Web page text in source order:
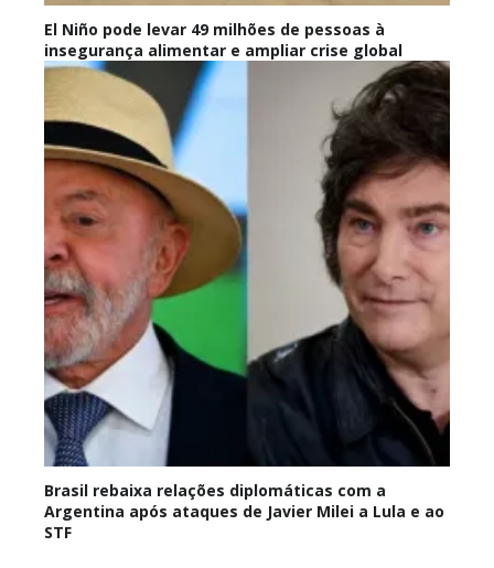
El Niño pode levar 49 milhões de pessoas à
insegurança alimentar e ampliar crise global
Brasil rebaixa relações diplomáticas com a
Argentina após ataques de Javier Milei a Lula e ao
STF